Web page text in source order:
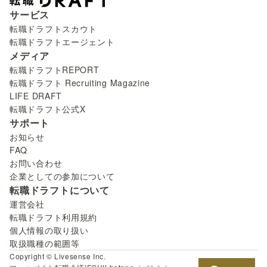
サービス
転職ドラフトスカウト
転職ドラフトエージェント
メディア
転職ドラフトREPORT
転職ドラフト Recruiting Magazine
LIFE DRAFT
転職ドラフト公式X
サポート
お知らせ
FAQ
お問い合わせ
企業としての参加について
転職ドラフトについて
運営会社
転職ドラフト利用規約
個人情報の取り扱い
取扱職種の範囲等
Copyright © Livesense Inc.